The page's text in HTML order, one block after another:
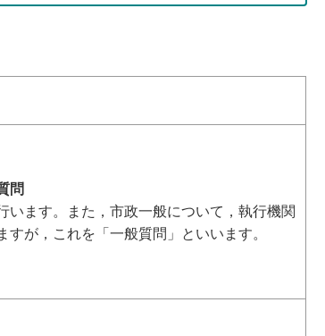
問
ます。また，市政一般について，執行機関
が，これを「一般質問」といいます。